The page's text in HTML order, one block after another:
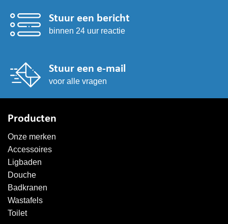
Stuur een bericht
binnen 24 uur reactie
Stuur een e-mail
voor alle vragen
Producten
Onze merken
Accessoires
Ligbaden
Douche
Badkranen
Wastafels
Toilet